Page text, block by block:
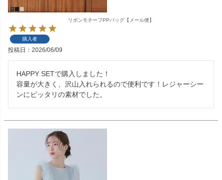
リボンモチーフPPバッグ【メール便】
購入者
投稿日 2026/06/09
HAPPY SETで購入しました！
容量が大きく、沢山入れられるので便利です！レジャーシー
ンにピッタリの素材でした。